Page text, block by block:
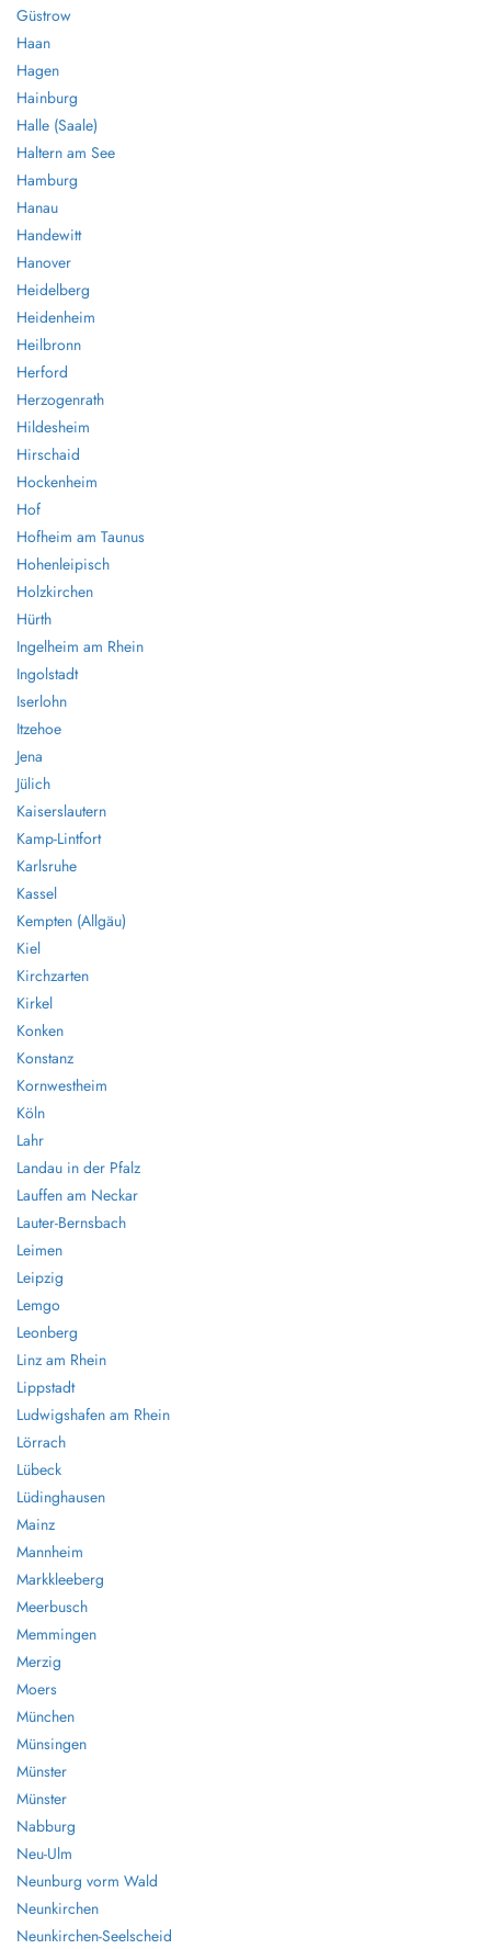
Güstrow
Haan
Hagen
Hainburg
Halle (Saale)
Haltern am See
Hamburg
Hanau
Handewitt
Hanover
Heidelberg
Heidenheim
Heilbronn
Herford
Herzogenrath
Hildesheim
Hirschaid
Hockenheim
Hof
Hofheim am Taunus
Hohenleipisch
Holzkirchen
Hürth
Ingelheim am Rhein
Ingolstadt
Iserlohn
Itzehoe
Jena
Jülich
Kaiserslautern
Kamp-Lintfort
Karlsruhe
Kassel
Kempten (Allgäu)
Kiel
Kirchzarten
Kirkel
Konken
Konstanz
Kornwestheim
Köln
Lahr
Landau in der Pfalz
Lauffen am Neckar
Lauter-Bernsbach
Leimen
Leipzig
Lemgo
Leonberg
Linz am Rhein
Lippstadt
Ludwigshafen am Rhein
Lörrach
Lübeck
Lüdinghausen
Mainz
Mannheim
Markkleeberg
Meerbusch
Memmingen
Merzig
Moers
München
Münsingen
Münster
Münster
Nabburg
Neu-Ulm
Neunburg vorm Wald
Neunkirchen
Neunkirchen-Seelscheid